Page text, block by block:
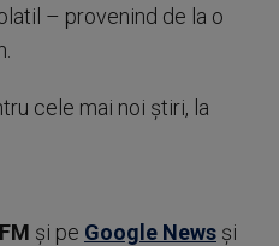
– provenind de la o
cele mai noi știri, la
şi pe Google News şi